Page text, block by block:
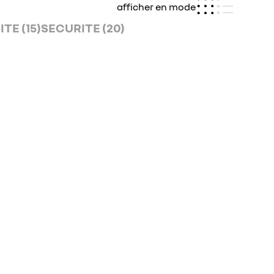
afficher en mode
(15)SECURITE (20)